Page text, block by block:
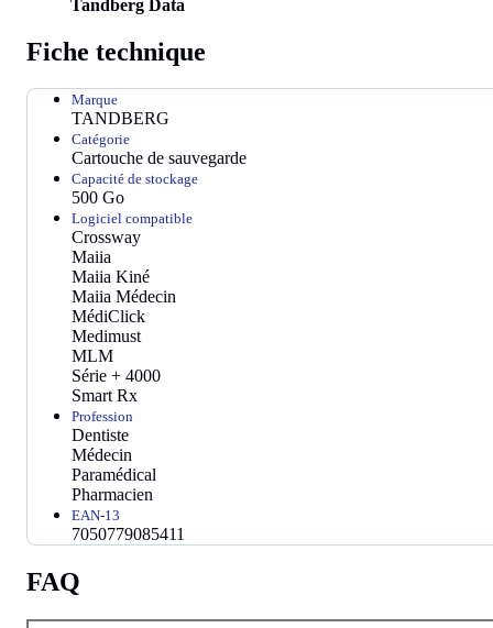
Tandberg Data
Fiche technique
Marque
TANDBERG
Catégorie
Cartouche de sauvegarde
Capacité de stockage
500 Go
Logiciel compatible
Crossway
Maiia
Maiia Kiné
Maiia Médecin
MédiClick
Medimust
MLM
Série + 4000
Smart Rx
Profession
Dentiste
Médecin
Paramédical
Pharmacien
EAN-13
7050779085411
FAQ